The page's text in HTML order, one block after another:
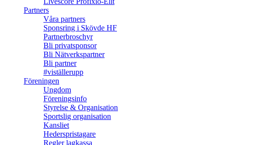
Partners
Våra partners
Sponsring i Skövde HF
Partnerbroschyr
Bli privatsponsor
Bli Nätverkspartner
Bli partner
#viställerupp
Föreningen
Ungdom
Föreningsinfo
Styrelse & Organisation
Sportslig organisation
Kansliet
Hederspristagare
Regler lagkassa